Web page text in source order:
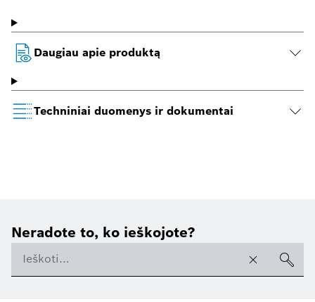
Daugiau apie produktą
Techniniai duomenys ir dokumentai
Neradote to, ko ieškojote?